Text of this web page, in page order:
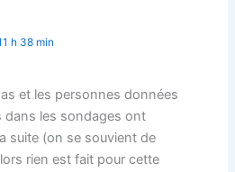
h 38 min
et les personnes données
dans les sondages ont
suite (on se souvient de
rien est fait pour cette